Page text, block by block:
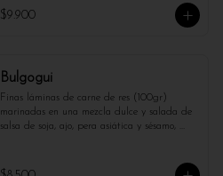
$9.900
Bulgogui
Finas láminas de carne de res (100gr)
marinadas en una mezcla dulce y salada de
salsa de soja, ajo, pera asiática y sésamo,
de sabor y servido con arroz y vegetales.